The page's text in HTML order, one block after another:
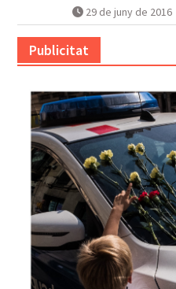
29 de juny de 2016
Publicitat